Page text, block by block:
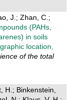
J.; Zhan, C.;
(PAHs,
in soils
location,
of the total
H.; Binkenstein,